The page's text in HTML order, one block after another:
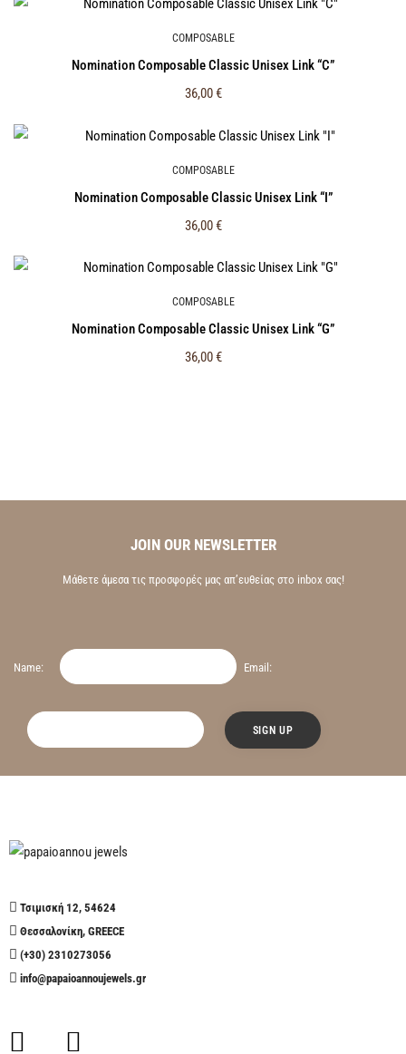
COMPOSABLE
Nomination Composable Classic Unisex Link “C”
36,00€
COMPOSABLE
Nomination Composable Classic Unisex Link “I”
36,00€
COMPOSABLE
Nomination Composable Classic Unisex Link “G”
36,00€
JOIN OUR NEWSLETTER
Μάθετε άμεσα τις προσφορές μας απ’ευθείας στο inbox σας!
Name: Email:
Τσιμισκή 12, 54624
Θεσσαλονίκη, GREECE
(+30) 2310273056
info@papaioannoujewels.gr